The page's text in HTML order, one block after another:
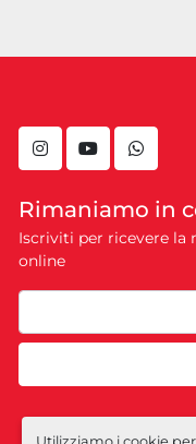
instagramyoutube
Rimaniamo in
Iscriviti per ricevere la
online